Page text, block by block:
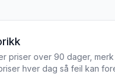
priser over 90 dager,
hver dag så feil kan